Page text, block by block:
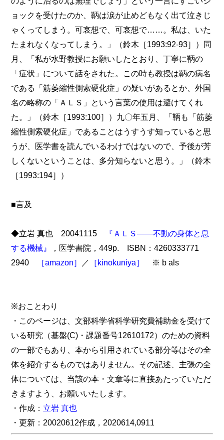
ョックを受けたのか、鞆は涙が止めどもなく出て泣きじ
ゃくってしまう。可哀想で、可哀想で……。私は、いた
たまれなくなってしまう。」（鈴木［1993:92-93］）同
月、「私が水野教授にお願いしたとおり、丁寧に鞆の
「症状」について話をされた。この時も教授は鞆の病名
である「筋萎縮性側索硬化症」の疑いがあるとか、外国
名の略称の「ＡＬＳ」という言葉の使用は避けてくれ
た。」（鈴木［1993:100］）九〇年五月、「鞆も「筋萎
縮性側索硬化症」であることはうすうす知っていると思
うが、医学書を読んでいるわけではないので、予後が芳
しくないということは、多分知らないと思う。」（鈴木
［1993:194］）
■言及
◆立岩 真也 20041115
『ＡＬＳ――不動の身体と息
する機械』
，医学書院，449p. ISBN：4260333771
2940
［amazon］ ／ ［kinokuniya］ ※ b als
※おことわり
・このページは、文部科学省科学研究費補助金を受けて
いる研究（基盤(C)・課題番号12610172）のための資料
の一部でもあり、本から引用されている部分等はその全
体を紹介するものではありません。その記述、主張の全
体については、当該の本・文章等に直接あたっていただ
きますよう、お願いいたします。
・作成： 立岩 真也
・更新：20020612作成，2020614,0911